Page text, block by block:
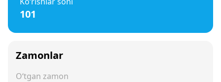
101
Zamonlar
O‘tgan zamon